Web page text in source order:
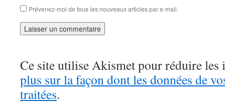
Prévenez-moi de tous les nouveaux articles par e-mail.
Ce site utilise Akismet pour réduire les
plus sur la façon dont les données de
traitées.